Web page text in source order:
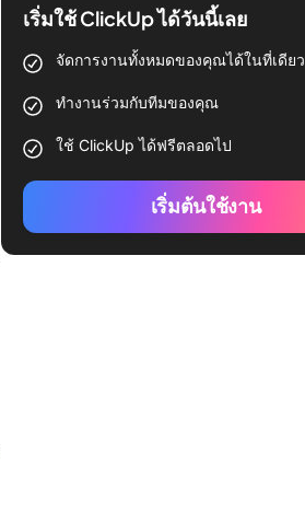
เริ่มใช้ ClickUp ได้วันนี้เลย
จัดการงานทั้งหมดของคุณได้ในที่เดียว
ทำงานร่วมกับทีมของคุณ
ใช้ ClickUp ได้ฟรีตลอดไป
เริ่มต้นใช้งาน